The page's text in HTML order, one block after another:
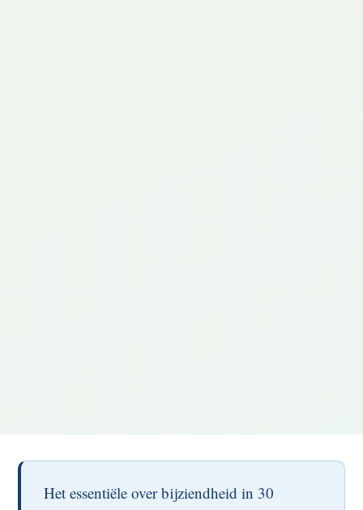
Het essentiële over bijziendheid in 30